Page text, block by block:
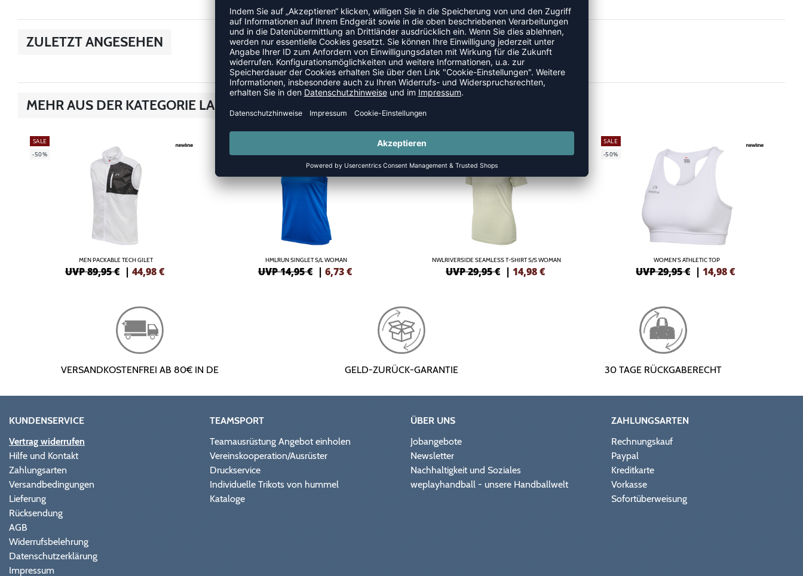
ZULETZT ANGESEHEN
MEHR AUS DER KATEGORIE LAUFSHIRTS
SALE
-50%
MEN PACKABLE TECH GILET
UVP 89,95 € | 44,98€
-55%
HMLRUN SINGLET S/L WOMAN
UVP 14,95 € | 6,73€
SALE
-50%
NWLRIVERSIDE SEAMLESS T-SHIRT S/S WOMAN
UVP 29,95 € | 14,98€
SALE
-50%
WOMEN'S ATHLETIC TOP
UVP 29,95 € |14,98€
VERSANDKOSTENFREI AB 80€ IN DE GELD-ZURÜCK-GARANTIE 30 TAGE RÜCKGABERECHT
KUNDENSERVICE
Vertrag widerrufen
Hilfe und Kontakt
Zahlungsarten
Versandbedingungen
Lieferung
Rücksendung
AGB
Widerrufsbelehrung
Datenschutzerklärung
Impressum
TEAMSPORT
Teamausrüstung Angebot einholen
Vereinskooperation/Ausrüster
Druckservice
Individuelle Trikots von hummel
Kataloge
ÜBER UNS
Jobangebote
Newsletter
Nachhaltigkeit und Soziales
weplayhandball - unsere Handballwelt
ZAHLUNGSARTEN
Rechnungskauf
Paypal
Kreditkarte
Vorkasse
Sofortüberweisung